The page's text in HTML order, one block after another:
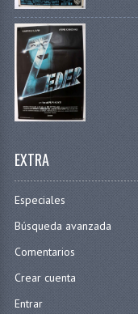
EXTRA
Especiales
Búsqueda avanzada
Comentarios
Crear cuenta
Entrar